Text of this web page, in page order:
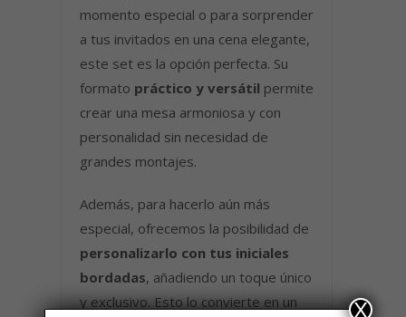
momento especial o para sorprender
a tus invitados en una cena elegante,
este set es la opción perfecta. Su
formato práctico y versátil permite
crear una mesa armoniosa y con
personalidad sin necesidad de
grandes montajes.
Además, para hacerlo aún más
especial, ofrecemos la posibilidad de
personalizarlo con tus iniciales
bordadas, añadiendo un toque único
y exclusivo. Esto lo convierte en un
X